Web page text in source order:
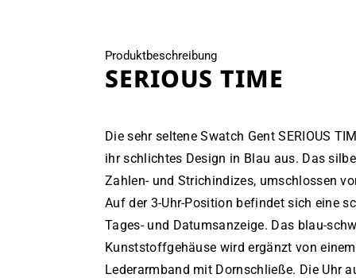
Produktbeschreibung
SERIOUS TIME
Die sehr seltene Swatch Gent SERIOUS
ihr schlichtes Design in Blau aus. Das
Zahlen- und Strichindizes, umschlossen
Auf der 3-Uhr-Position befindet sich eine
Tages- und Datumsanzeige. Das blau-
Kunststoffgehäuse wird ergänzt von
Lederarmband mit Dornschließe. Die Uhr